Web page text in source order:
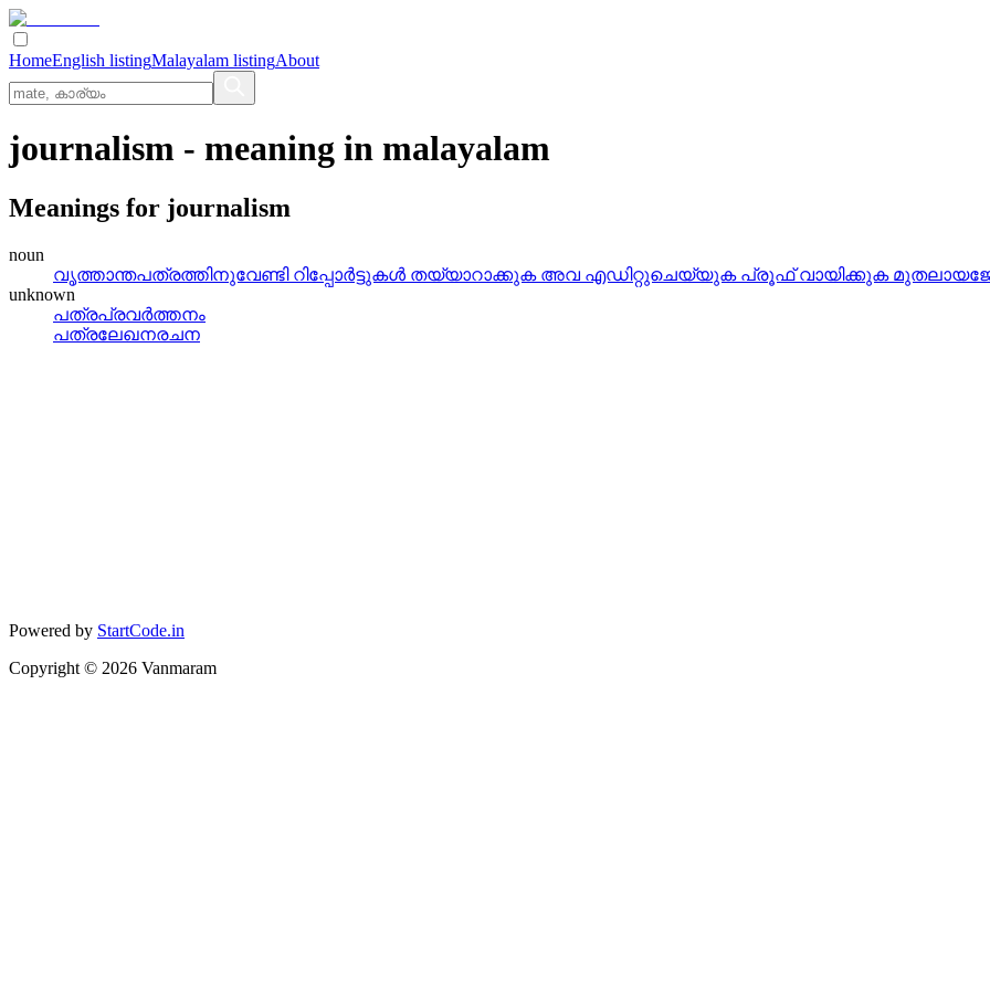
HomeEnglish listingMalayalam listingAbout
journalism - meaning in malayalam
Meanings for journalism
noun
വൃത്താന്തപത്രത്തിനുവേണ്ടി റിപ്പോര്‍ട്ടുകള്‍ തയ്യാറാക്കുക അവ എഡിറ്റുചെയ്യുക പ്രൂഫ്‌ വായിക്കുക
unknown
പത്രപ്രവര്‍ത്തനം
പത്രലേഖനരചന
Powered by StartCode.in
Copyright © 2026 Vanmaram